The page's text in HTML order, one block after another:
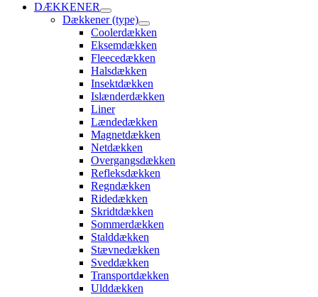
DÆKKENER
Dækkener (type)
Coolerdækken
Eksemdækken
Fleecedækken
Halsdækken
Insektdækken
Islænderdækken
Liner
Lændedækken
Magnetdækken
Netdækken
Overgangsdækken
Refleksdækken
Regndækken
Ridedækken
Skridtdækken
Sommerdækken
Stalddækken
Stævnedækken
Sveddækken
Transportdækken
Ulddækken